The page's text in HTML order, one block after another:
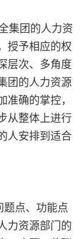
集团的人力资
授予相应的权
层次、多角度
团的人力资源
确的掌控，
从整体上进行
人安排到适合
点、功能点
力资源部门的